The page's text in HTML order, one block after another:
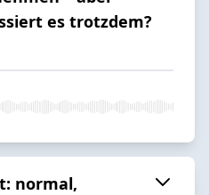
es trotzdem?
normal,